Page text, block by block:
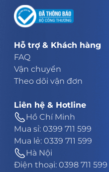
Hỗ trợ & Khách hàng
FAQ
Vận chuyển
Theo dõi vận đơn
Liên hệ & Hotline
Hồ Chí Minh
Mua sỉ: 0399 711 599
Mua lẻ: 0339 711 599
Hà Nội
Điện thoại: 0398 711 599